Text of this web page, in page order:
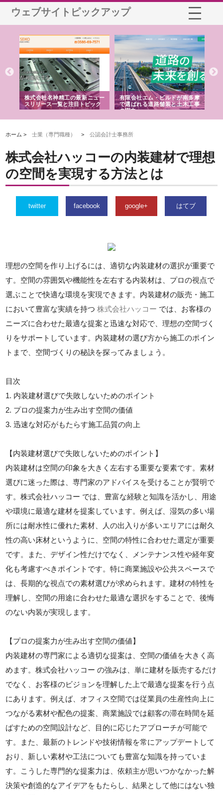
ウェブサイトピックアップ
株式会社名神精工の最新ニュー
スリリース一覧と注目トピック
有限会社エム・ビルドが南多摩
で選ばれる道路舗装と土木工事
の実力
ホーム >士業（専門職種） >公認会計士事務所
株式会社ハッコーの内装建材で理想
の空間を実現する方法とは
twitter facebook google+ はてブ
理想の空間を作り上げるには、適切な内装建材の選択が重要で
す。空間の雰囲気や機能性を左右する内装材は、プロの視点で
選ぶことで快適な環境を実現できます。内装建材の販売・施工
において豊富な実績を持つ株式会社ハッコー では、お客様の
ニーズに合わせた最適な提案と迅速な対応で、理想の空間づく
りをサポートしています。内装建材の選び方から施工のポイン
トまで、空間づくりの秘訣を探ってみましょう。
目次
1. 内装建材選びで失敗しないためのポイント
2. プロの提案力が生み出す空間の価値
3. 迅速な対応がもたらす施工品質の向上
【内装建材選びで失敗しないためのポイント】
内装建材は空間の印象を大きく左右する重要な要素です。素材
選びに迷った際は、専門家のアドバイスを受けることが賢明で
す。株式会社ハッコー では、豊富な経験と知識を活かし、用途
や環境に最適な建材を提案しています。例えば、湿気の多い場
所には耐水性に優れた素材、人の出入りが多いエリアには耐久
性の高い床材というように、空間の特性に合わせた選定が重要
です。また、デザイン性だけでなく、メンテナンス性や経年変
化も考慮すべきポイントです。特に商業施設や公共スペースで
は、長期的な視点での素材選びが求められます。建材の特性を
理解し、空間の用途に合わせた最適な選択をすることで、後悔
のない内装が実現します。
【プロの提案力が生み出す空間の価値】
内装建材の専門家による適切な提案は、空間の価値を大きく高
めます。株式会社ハッコー の強みは、単に建材を販売するだけ
でなく、お客様のビジョンを理解した上で最適な提案を行う点
にあります。例えば、オフィス空間では従業員の生産性向上に
つながる素材や配色の提案、商業施設では顧客の滞在時間を延
ばすための空間設計など、目的に応じたアプローチが可能で
す。また、最新のトレンドや技術情報を常にアップデートして
おり、新しい素材や工法についても豊富な知識を持っていま
す。こうした専門的な提案力は、依頼主が思いつかなかった解
決策や創造的なアイデアをもたらし、結果として他にはない独